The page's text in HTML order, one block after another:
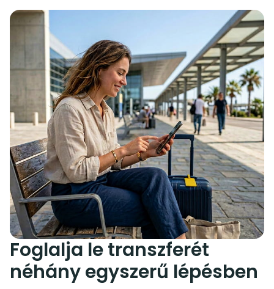
Foglalja le transzferét
néhány egyszerű lépésben